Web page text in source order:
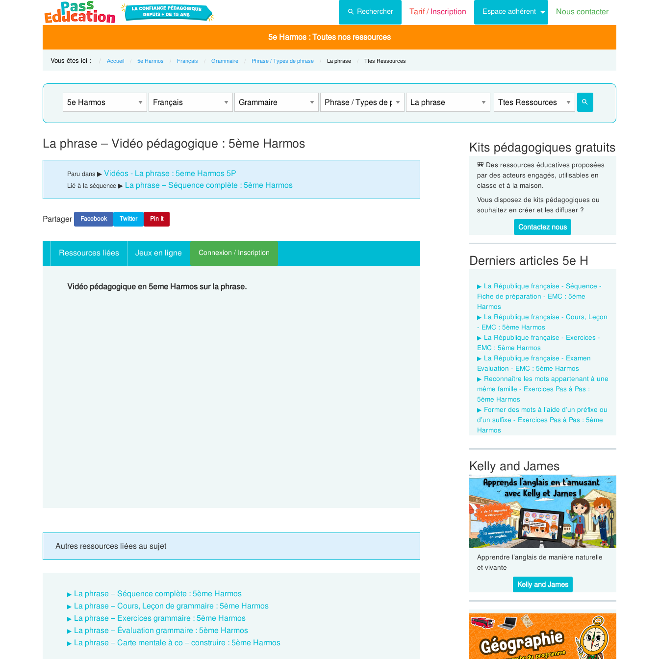
Rechercher Tarif /Inscription Espace adhérent Nous contacter
5e Harmos : Toutes nos ressources
Vous êtes ici : Accueil 5e Harmos Français Grammaire Phrase / Types de phrase Current:
La phrase Current:
Ttes Ressources
La phrase – Vidéo pédagogique : 5ème Harmos
Paru dans ▶ Vidéos - La phrase : 5eme Harmos 5P
Lié à la séquence ▶ La phrase – Séquence complète : 5ème Harmos
Partager Facebook Twitter Pin It
Ressources liées Jeux en ligne Connexion / Inscription
Vidéo pédagogique en 5eme Harmos sur la phrase.
Autres ressources liées au sujet
La phrase – Séquence complète : 5ème Harmos
La phrase – Cours, Leçon de grammaire : 5ème Harmos
La phrase – Exercices grammaire : 5ème Harmos
La phrase – Évaluation grammaire : 5ème Harmos
La phrase – Carte mentale à co – construire : 5ème Harmos
Kits pédagogiques gratuits
🎒 Des ressources éducatives proposées
par des acteurs engagés, utilisables en
classe et à la maison.
Vous disposez de kits pédagogiques ou
souhaitez en créer et les diffuser ?
Contactez nous
Derniers articles 5e H
La République française - Séquence -
Fiche de préparation - EMC : 5ème
Harmos
La République française - Cours, Leçon
- EMC : 5ème Harmos
La République française - Exercices -
EMC : 5ème Harmos
La République française - Examen
Evaluation - EMC : 5ème Harmos
Reconnaître les mots appartenant à une
même famille - Exercices Pas à Pas :
5ème Harmos
Former des mots à l’aide d’un préfixe ou
d’un suffixe - Exercices Pas à Pas : 5ème
Harmos
Kelly and James
Apprendre l’anglais de manière naturelle
et vivante
Kelly and James